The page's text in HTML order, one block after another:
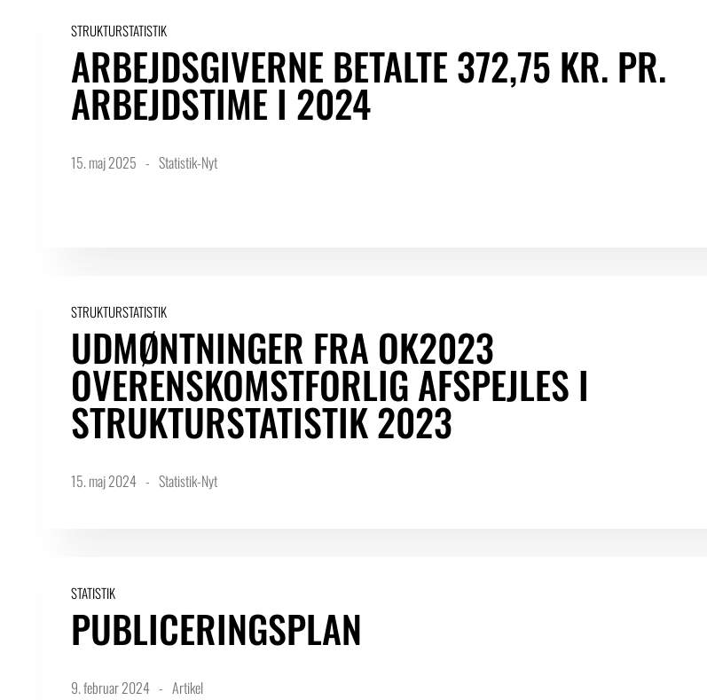
STRUKTURSTATISTIK
ARBEJDSGIVERNE BETALTE 372,75 KR. PR.
ARBEJDSTIME I 2024
15. maj 2025 Statistik-Nyt
STRUKTURSTATISTIK
UDMØNTNINGER FRA OK2023
OVERENSKOMSTFORLIG AFSPEJLES I
STRUKTURSTATISTIK 2023
15. maj 2024 Statistik-Nyt
STATISTIK
PUBLICERINGSPLAN
9. februar 2024 Artikel